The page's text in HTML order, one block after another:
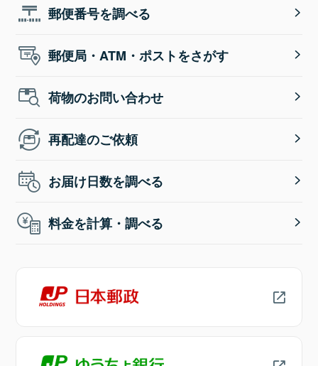
郵便番号を調べる
郵便局・ATM・ポストをさがす
荷物のお問い合わせ
再配達のご依頼
お届け日数を調べる
料金を計算・調べる